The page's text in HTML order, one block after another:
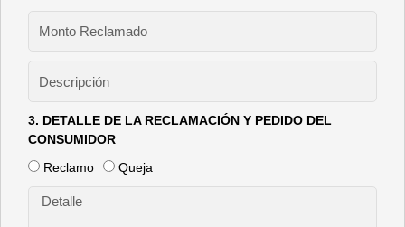
3. DETALLE DE LA RECLAMACIÓN Y PEDIDO DEL
CONSUMIDOR
Reclamo Queja